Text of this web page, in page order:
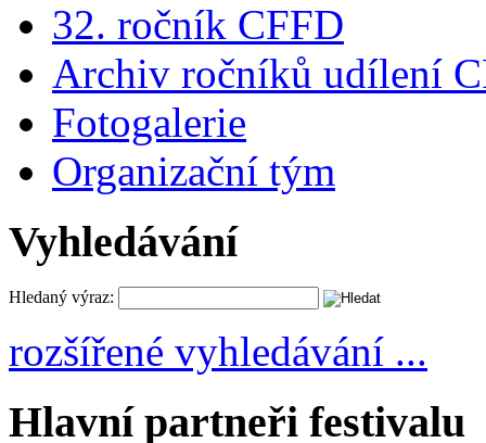
32. ročník CFFD
Archiv ročníků udílení
Fotogalerie
Organizační tým
Vyhledávání
Hledaný výraz:
rozšířené vyhledávání ...
Hlavní partneři festivalu